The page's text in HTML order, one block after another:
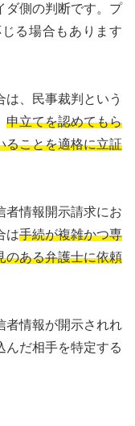
ダ側の判断です。プ
る場合もあります
、民事裁判という
申立てを認めてもら
ることを適格に立証
者情報開示請求にお
は手続が複雑かつ専
のある弁護士に依頼
者情報が開示されれ
んだ相手を特定する